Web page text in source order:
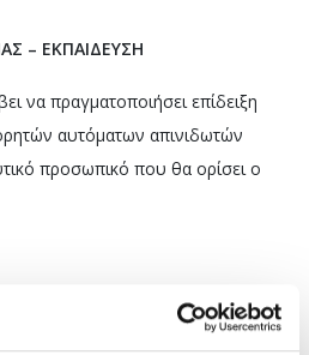
– ΕΚΠΑΙΔΕΥΣΗ
να πραγματοποιήσει επίδειξη
αυτόματων απινιδωτών
προσωπικό που θα ορίσει ο